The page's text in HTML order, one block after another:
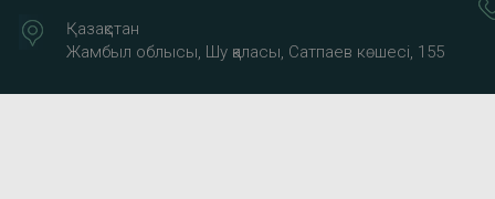
Қазақстан
Жамбыл облысы, Шу қаласы, Сатпаев көшесі, 155